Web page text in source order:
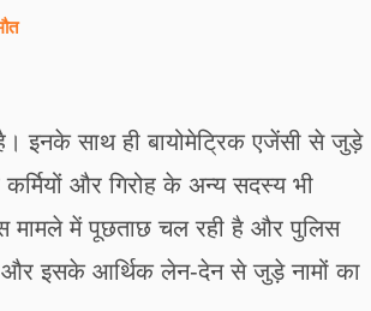
इनके साथ ही बायोमेट्रिक एजेंसी से जुड़े
और गिरोह के अन्य सदस्य भी
मामले में पूछताछ चल रही है और पुलिस
और इसके आर्थिक लेन-देन से जुड़े नामों का